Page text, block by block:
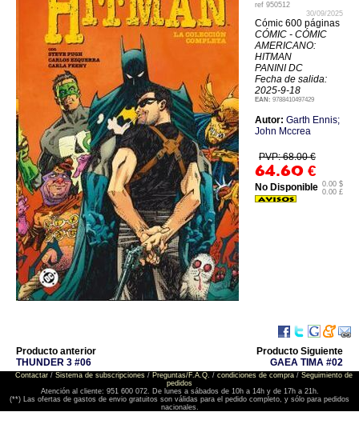
ref 950512
30/09/2025
Cómic 600 páginas
CÓMIC - CÓMIC
AMERICANO:
HITMAN
PANINI DC
Fecha de salida:
2025-9-18
EAN: 9788410497429
Autor: Garth Ennis;
John Mccrea
PVP: 68.00 €
64.60 €
0.00 $
0.00 £
No Disponible
Producto anterior
THUNDER 3 #06
Producto Siguiente
GAEA TIMA #02
Contactar/ Sistema de subscripciones/ Preguntas/F.A.Q. / condiciones de compra/ Seguimiento de
pedidos
Atención al cliente: 951 600 072. De lunes a sábados de 10h a 14h y de 17h a 21h.
(**) Las ofertas de gastos de envio gratuitos son válidas para el pedido completo, y sólo para pedidos
nacionales.